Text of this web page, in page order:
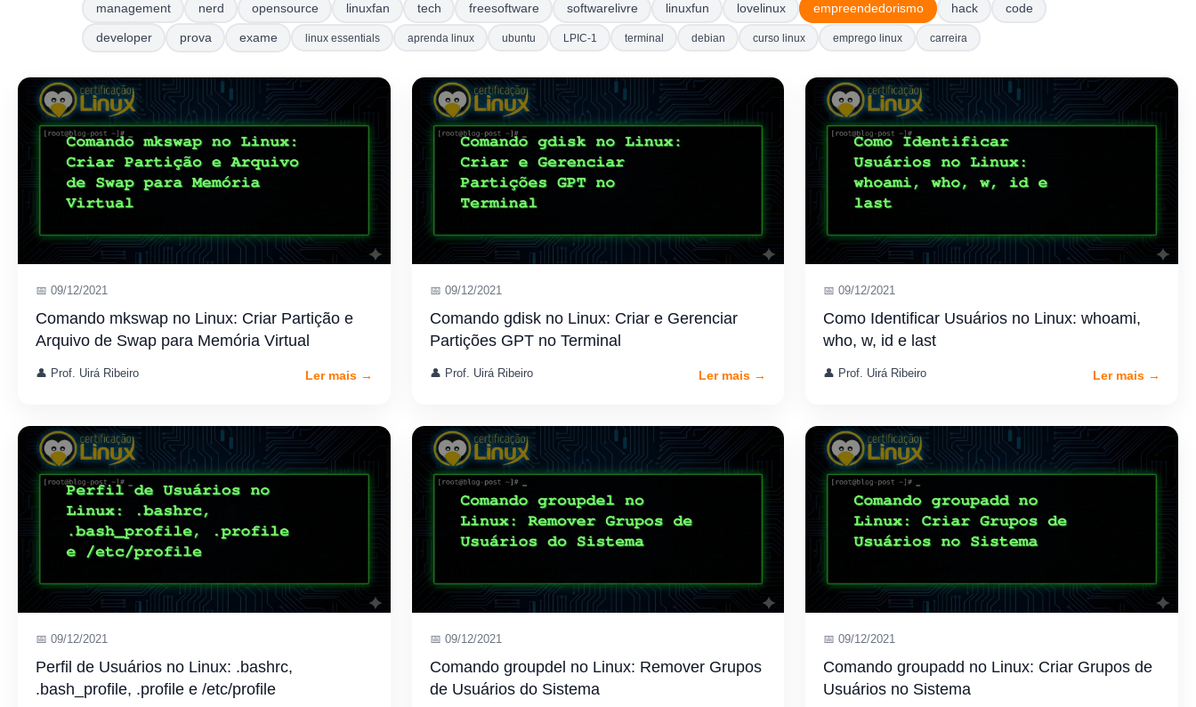
management nerd opensource linuxfan tech freesoftware softwarelivre linuxfun lovelinux empreendedorismo hack code
developer prova exame linux essentials aprenda linux ubuntu LPIC-1 terminal debian curso linux emprego linux carreira
📅 09/12/2021
Comando mkswap no Linux: Criar Partição e
Arquivo de Swap para Memória Virtual
👤 Prof. Uirá Ribeiro Ler mais →
📅 09/12/2021
Comando gdisk no Linux: Criar e Gerenciar
Partições GPT no Terminal
👤 Prof. Uirá Ribeiro Ler mais →
📅 09/12/2021
Como Identificar Usuários no Linux: whoami,
who, w, id e last
👤 Prof. Uirá Ribeiro Ler mais →
📅 09/12/2021
Perfil de Usuários no Linux: .bashrc,
.bash_profile, .profile e /etc/profile
📅 09/12/2021
Comando groupdel no Linux: Remover Grupos
de Usuários do Sistema
📅 09/12/2021
Comando groupadd no Linux: Criar Grupos de
Usuários no Sistema